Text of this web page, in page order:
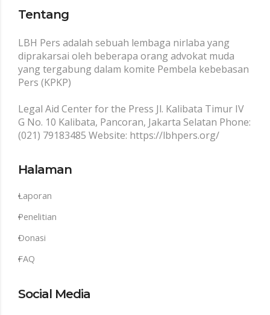
Tentang
LBH Pers adalah sebuah lembaga nirlaba yang
diprakarsai oleh beberapa orang advokat muda
yang tergabung dalam komite Pembela kebebasan
Pers (KPKP)
Legal Aid Center for the Press Jl. Kalibata Timur IV
G No. 10 Kalibata, Pancoran, Jakarta Selatan Phone:
(021) 79183485 Website: https://lbhpers.org/
Halaman
Laporan
Penelitian
Donasi
FAQ
Social Media